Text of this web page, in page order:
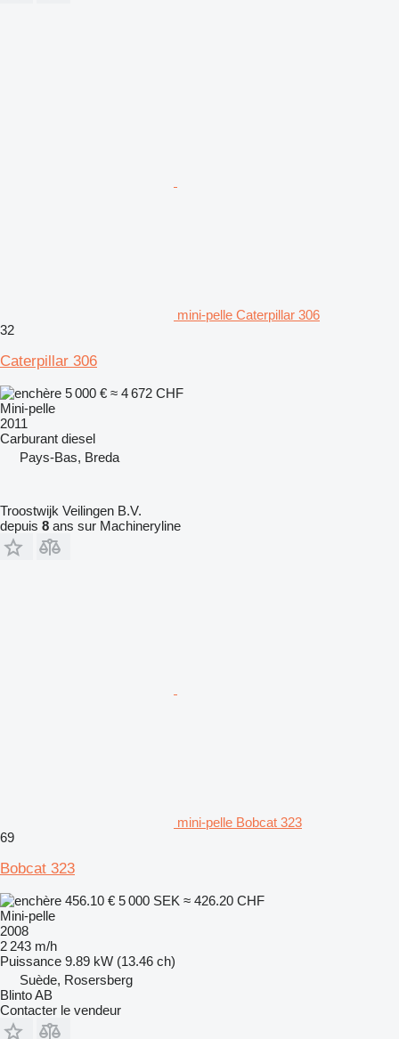
mini-pelle Caterpillar 306
32
Caterpillar 306
5 000 € ≈ 4 672 CHF
Mini-pelle
2011
Carburant diesel
Pays-Bas, Breda
Troostwijk Veilingen B.V.
depuis 8 ans sur Machineryline
mini-pelle Bobcat 323
69
Bobcat 323
456.10 € 5 000 SEK ≈ 426.20 CHF
Mini-pelle
2008
2 243 m/h
Puissance 9.89 kW (13.46 ch)
Suède, Rosersberg
Blinto AB
Contacter le vendeur